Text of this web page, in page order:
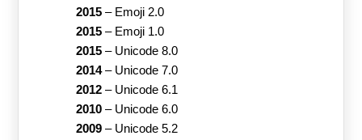
2015– Emoji 2.0
2015– Emoji 1.0
2015– Unicode 8.0
2014– Unicode 7.0
2012– Unicode 6.1
2010– Unicode 6.0
2009– Unicode 5.2